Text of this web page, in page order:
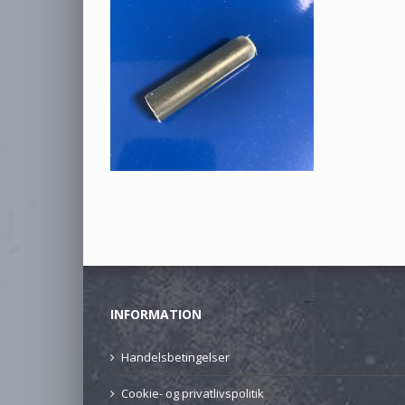
INFORMATION
Handelsbetingelser
Cookie- og privatlivspolitik